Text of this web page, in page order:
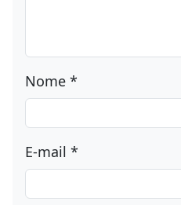
Nome*
E-mail*